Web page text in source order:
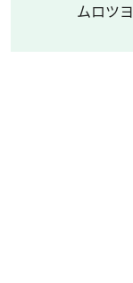
ムロツ